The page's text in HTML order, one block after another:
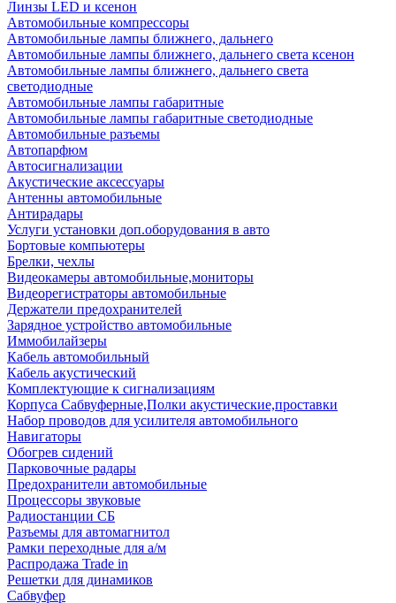
Линзы LED и ксенон
Автомобильные компрессоры
Автомобильные лампы ближнего, дальнего
Автомобильные лампы ближнего, дальнего света ксенон
Автомобильные лампы ближнего, дальнего света
светодиодные
Автомобильные лампы габаритные
Автомобильные лампы габаритные светодиодные
Автомобильные разъемы
Автопарфюм
Автосигнализации
Акустические аксессуары
Антенны автомобильные
Антирадары
Услуги установки доп.оборудования в авто
Бортовые компьютеры
Брелки, чехлы
Видеокамеры автомобильные,мониторы
Видеорегистраторы автомобильные
Держатели предохранителей
Зарядное устройство автомобильные
Иммобилайзеры
Кабель автомобильный
Кабель акустический
Комплектующие к сигнализациям
Корпуса Сабвуферные,Полки акустические,проставки
Набор проводов для усилителя автомобильного
Навигаторы
Обогрев сидений
Парковочные радары
Предохранители автомобильные
Процессоры звуковые
Радиостанции СБ
Разъемы для автомагнитол
Рамки переходные для а/м
Распродажа Trade in
Решетки для динамиков
Сабвуфер